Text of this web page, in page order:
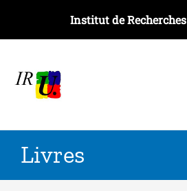
contenu
Institut de Recherches
Les recherches
Livres